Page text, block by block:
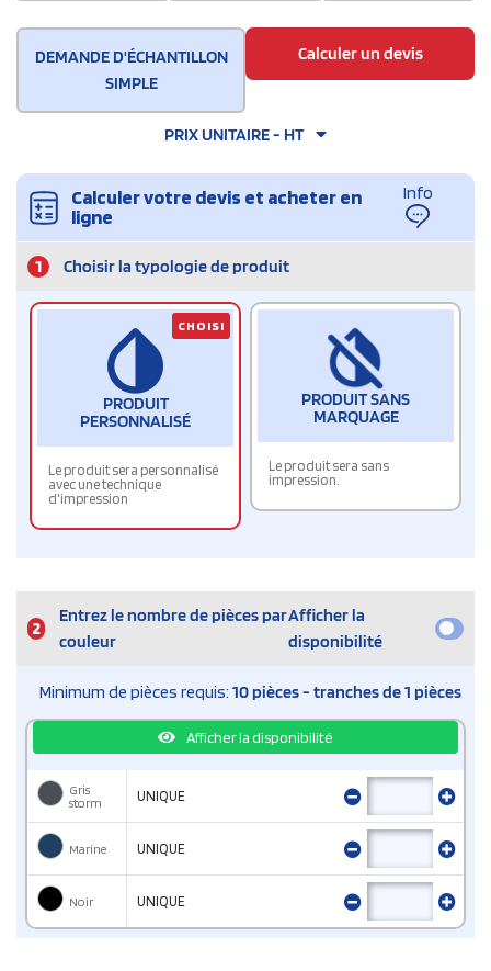
DEMANDE D'ÉCHANTILLON
SIMPLE
Calculer un devis
PRIX UNITAIRE - HT
Calculer votre devis et acheter en
ligne
Info
1 Choisir la typologie de produit
PRODUIT
PERSONNALISÉ
Le produit sera personnalisé
avec une technique
d'impression
CHOISI
PRODUIT SANS
MARQUAGE
Le produit sera sans
impression.
2
Entrez le nombre de pièces par
couleur
Afficher la
disponibilité
Minimum de pièces requis: 10 pièces - tranches de 1 pièces
Afficher la disponibilité
Gris
storm
UNIQUE
Marine UNIQUE
Noir UNIQUE